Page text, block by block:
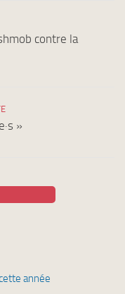
contre la
»
année